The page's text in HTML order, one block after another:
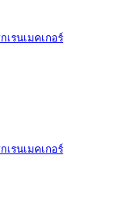
เรนเมคเกอร์
เรนเมคเกอร์